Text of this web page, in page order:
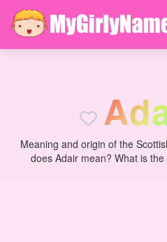
Ad
Meaning and origin of the
does Adair mean? What is